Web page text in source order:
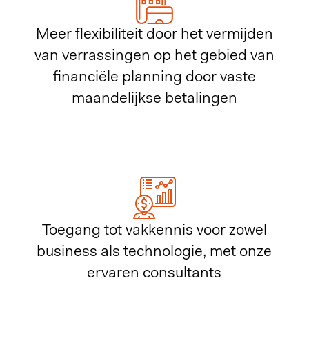
Meer flexibiliteit door het vermijden
van verrassingen op het gebied van
financiële planning door vaste
maandelijkse betalingen
Toegang tot vakkennis voor zowel
business als technologie, met onze
ervaren consultants